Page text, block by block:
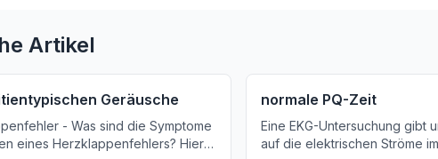
Artikel
Geräusche
- Was sind die Symptome
eines Herzklappenfehlers? Hier
normale PQ-Zeit
Eine EKG-Untersuchung gibt
auf die elektrischen Ströme